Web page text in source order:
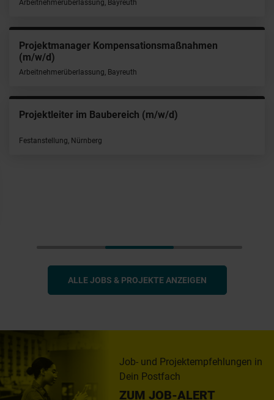
Arbeitnehmerüberlassung, Bayreuth
Projektmanager Kompensationsmaßnahmen
(m/w/d)
Arbeitnehmerüberlassung, Bayreuth
Projektleiter im Baubereich (m/w/d)
Festanstellung, Nürnberg
ALLE JOBS & PROJEKTE ANZEIGEN
Job- und Projektempfehlungen in
Dein Postfach
ZUM JOB-ALERT